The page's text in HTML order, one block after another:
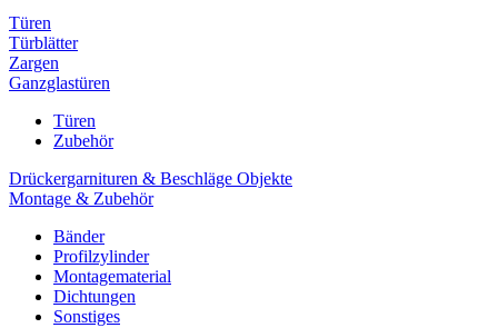
Türen
Türblätter
Zargen
Ganzglastüren
Türen
Zubehör
Drückergarnituren & Beschläge Objekte
Montage & Zubehör
Bänder
Profilzylinder
Montagematerial
Dichtungen
Sonstiges